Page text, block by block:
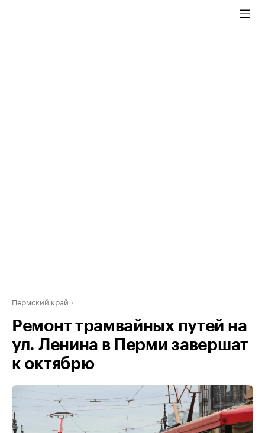
Пермский край
Ремонт трамвайных путей на
ул. Ленина в Перми завершат
к октябрю